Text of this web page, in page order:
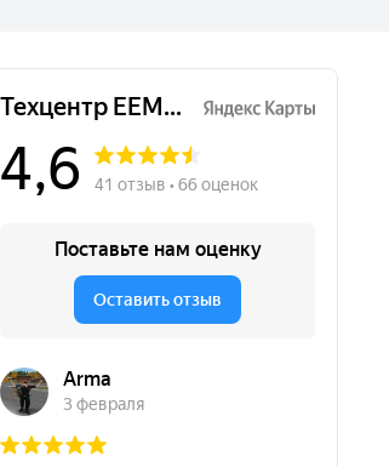
Чиним автомобили уже 12 лет
Честная и адекватная цена
Много подъемников
Ремонтируем все агрегаты
Большой штат мастеров